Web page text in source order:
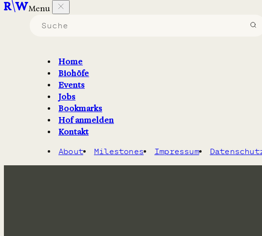
Menu
Home
Biohöfe
Events
Jobs
Bookmarks
Hof anmelden
Kontakt
About Milestones Impressum
Bioland Betrieb im Naturpark Hüttener Berge mit Angus